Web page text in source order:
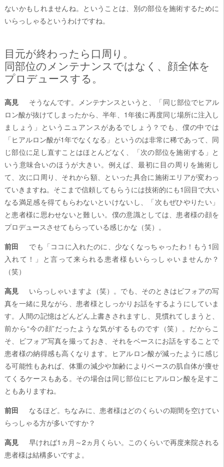
ないかもしれませんね。ということは、別の部位を施術するために
いらっしゃるというわけですね。
目元が終わったら口周り。
同部位のメンテナンスではなく、顔全体を
プロデュースする。
高見
そうなんです。メンテナンスというと、「同じ部位でヒアル
ロン酸が抜けてしまったから、半年、1年後に再度同じ場所に注入し
ましょう」というニュアンスがあるでしょう？でも、僕の中では
「ヒアルロン酸が1年でなくなる」というのは非常に稀であって、同
じ部位に足し直すことはほとんどなく、「次の部位を施術する」と
いう意味合いのほうが大きい。例えば、最初に目の周りを施術し
て、次に口周り、それから額、といった具合に施術エリアが変わっ
ていきますね。そこまで信頼してもらうには技術的にも1回目で大い
なる満足感を得てもらわないといけないし、「次もぜひやりたい」
と患者様に思わせないと難しい。僕の意識としては、患者様の顔を
プロデュースさせてもらっている感じかな（笑）。
前田
でも「ココに入れたのに、少なくなっちゃったわ！もう1回
入れて！」と言って来られる患者様もいらっしゃいませんか？
（笑）
高見
いらっしゃいますよ（笑）。でも、そのときはビフォアの写
真を一緒に見ながら、患者様としっかりお話をするようにしていま
す。人間の記憶はどんどん上書きされますし、見慣れてしまうと、
前から“今の顔”だったような気がするものです（笑）。だからこ
そ、ビフォア写真を撮っておき、それをベースにお話をすることで
患者様の納得感も高くなります。ヒアルロン酸が減ったように感じ
る可能性もあれば、体重の減少や加齢によりベースの肌自体が痩せ
てくるケースもある。その場合は同じ部位にヒアルロン酸を足すこ
ともありますね。
前田
なるほど。ちなみに、患者様はどのくらいの期間を空けてい
らっしゃる方が多いですか？
高見
早ければ1ヵ月～2ヵ月くらい。このくらいで再度来院される
患者様は結構多いですよ。